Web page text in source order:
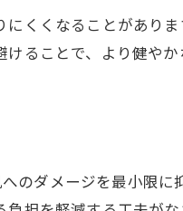
くくなることがあり
ることで、より健や
のダメージを最小限